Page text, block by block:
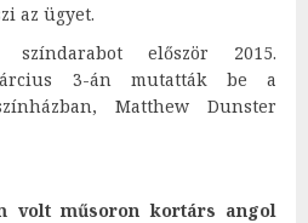
az ügyet.
először 2015.
3-án mutatták be a
Matthew Dunster
volt műsoron kortárs angol